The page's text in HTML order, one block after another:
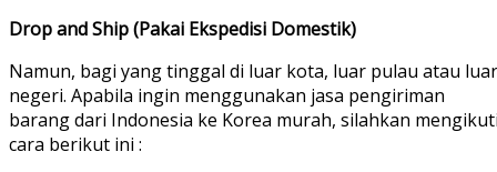
Drop and Ship (Pakai Ekspedisi Domestik)
Namun, bagi yang tinggal di luar kota, luar pulau atau luar
negeri. Apabila ingin menggunakan jasa pengiriman
barang dari Indonesia ke Korea murah, silahkan
cara berikut ini :